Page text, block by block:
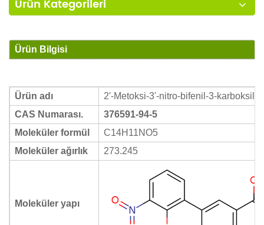
Ürün Kategorileri
Ürün Bilgisi
Ürün adı
2'-Metoksi-3'-nitro-bifenil-3-karboksilik
CAS Numarası.
376591-94-5
Moleküler formül
C14H11NO5
Moleküler ağırlık
273.245
Moleküler yapı